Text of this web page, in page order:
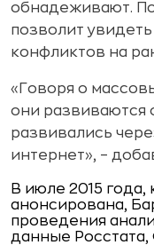
обнадеживают.
позволит
конфликтов на
«Говоря о
они развиваются
развивались
интернет», –
В июле 2015 года,
анонсирована,
проведения
данные